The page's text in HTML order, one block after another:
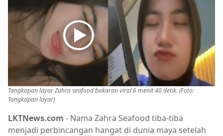
Tangkapan layar Zahra seafood bakaran viral 6 menit 40 detik. (Foto:
Tangkapan layar)
LKTNews.com - Nama Zahra Seafood tiba-tiba
menjadi perbincangan hangat di dunia maya setelah